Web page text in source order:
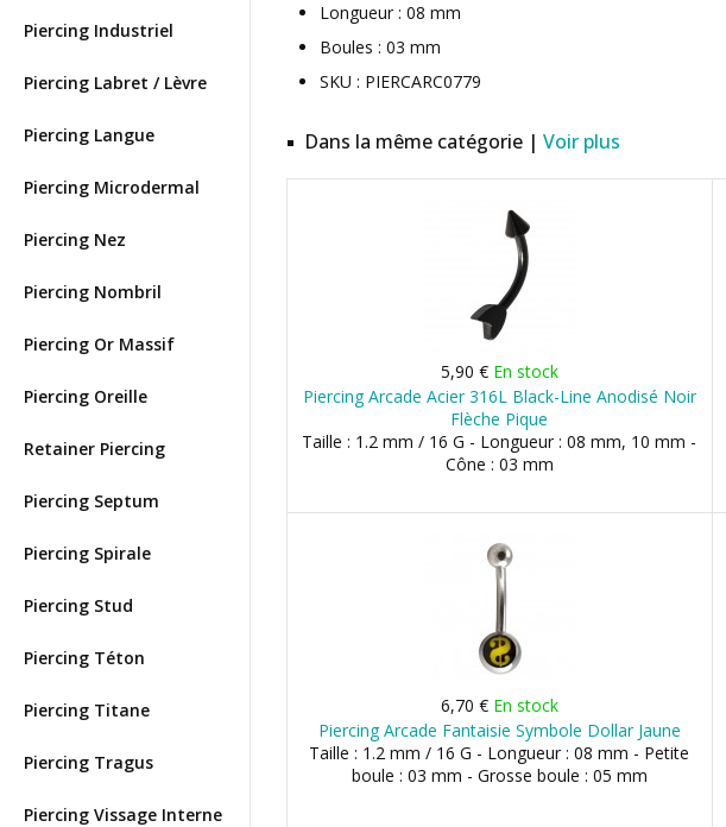
Piercing Industriel
Piercing Labret / Lèvre
Piercing Langue
Piercing Microdermal
Piercing Nez
Piercing Nombril
Piercing Or Massif
Piercing Oreille
Retainer Piercing
Piercing Septum
Piercing Spirale
Piercing Stud
Piercing Téton
Piercing Titane
Piercing Tragus
Piercing Vissage Interne
Longueur : 08 mm
Boules : 03 mm
SKU : PIERCARC0779
Dans la même catégorie | Voir plus
5,90 € En stock
Piercing Arcade Acier 316L Black-Line Anodisé Noir
Flèche Pique
Taille : 1.2 mm / 16 G - Longueur : 08 mm, 10 mm -
Cône : 03 mm
6,70 € En stock
Piercing Arcade Fantaisie Symbole Dollar Jaune
Taille : 1.2 mm / 16 G - Longueur : 08 mm - Petite
boule : 03 mm - Grosse boule : 05 mm